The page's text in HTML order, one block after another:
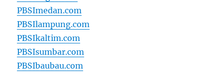
PBSImedan.com
PBSIlampung.com
PBSIkaltim.com
PBSIsumbar.com
PBSIbaubau.com